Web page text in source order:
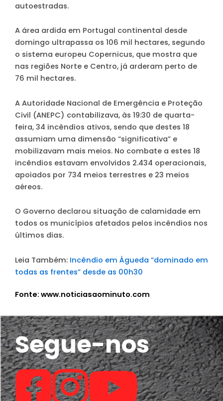
autoestradas.
A área ardida em Portugal continental desde
domingo ultrapassa os 106 mil hectares, segundo
o sistema europeu Copernicus, que mostra que
nas regiões Norte e Centro, já arderam perto de
76 mil hectares.
A Autoridade Nacional de Emergência e Proteção
Civil (ANEPC) contabilizava, às 19:30 de quarta-
feira, 34 incêndios ativos, sendo que destes 18
assumiam uma dimensão “significativa” e
mobilizavam mais meios. No combate a estes 18
incêndios estavam envolvidos 2.434 operacionais,
apoiados por 734 meios terrestres e 23 meios
aéreos.
O Governo declarou situação de calamidade em
todos os municípios afetados pelos incêndios nos
últimos dias.
Leia Também: Incêndio em Águeda “dominado em
todas as frentes” desde as 00h30
Fonte: www.noticiasaominuto.com
Segue-nos